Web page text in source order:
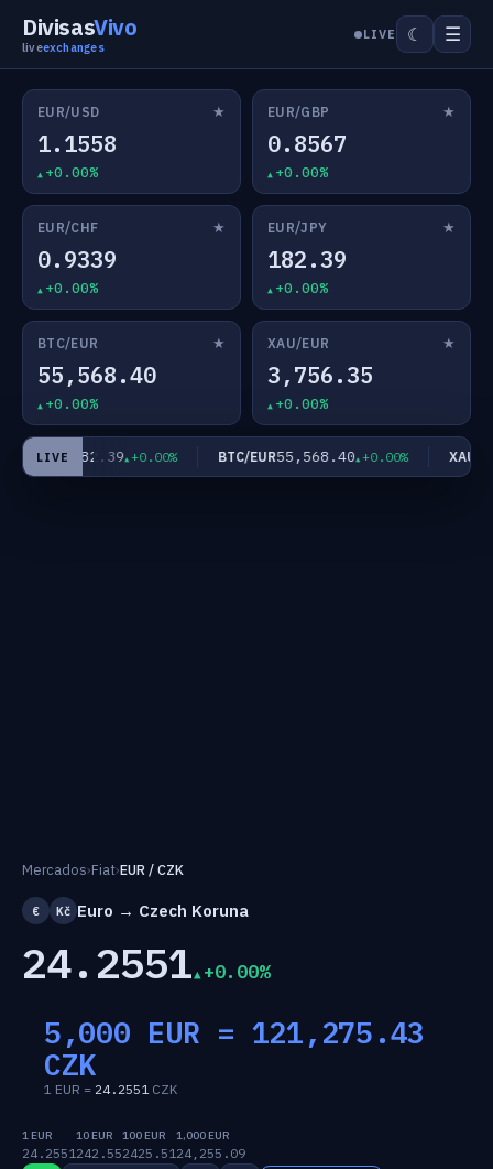
DivisasVivo
liveexchanges
LIVE ☾ ☰
EUR/USD ★
1.1558
+0.00%
EUR/GBP ★
0.8567
+0.00%
EUR/CHF ★
0.9339
+0.00%
EUR/JPY ★
182.39
+0.00%
BTC/EUR ★
55,568.40
+0.00%
XAU/EUR ★
3,756.35
+0.00%
LIVE
EUR/JPY182.39 +0.00% BTC/EUR55,568.40 +0.00% XAU/
Mercados›Fiat›EUR / CZK
€ Kč Euro → Czech Koruna
24.2551 +0.00%
5,000 EUR = 121,275.43
CZK
1 EUR = 24.2551CZK
1 EUR
24.2551
10 EUR
242.55
100 EUR
2425.51
1,000 EUR
24,255.09